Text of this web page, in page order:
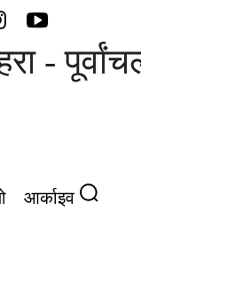
- पूर्वांचल की आवाज़
आर्काइव